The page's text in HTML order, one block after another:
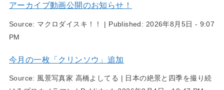
アーカイブ動画公開のお知らせ！
Source: マクロダイスキ！！ | Published: 2026年8月5日 - 9:07
PM
今月の一枚「クリンソウ」追加
Source: 風景写真家 高橋よしてる | 日本の絶景と四季を撮り続